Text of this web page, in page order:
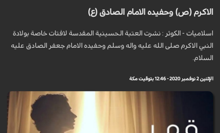
الاكرم (ص) وحفيده الامام الصادق (ع)
اسلاميات - الكوثر : نشرت العتبة الحسينية المقدسة لافتات خاصة بولادة
النبي الاكرم صلى الله عليه واله وسلم وحفيده الامام جعفر الصادق عليه
السلام.
الإثنين 2 نوفمبر 2020 - 12:46 بتوقيت مكة